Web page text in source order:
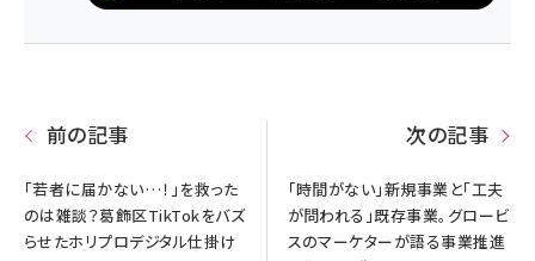
前の記事
「若者に届かない…！」を救った
のは雑談？葛飾区TikTokをバズ
らせたホリプロデジタル仕掛け
次の記事
「時間がない」新規事業と「工夫
が問われる」既存事業。グロービ
スのマーケターが語る事業推進